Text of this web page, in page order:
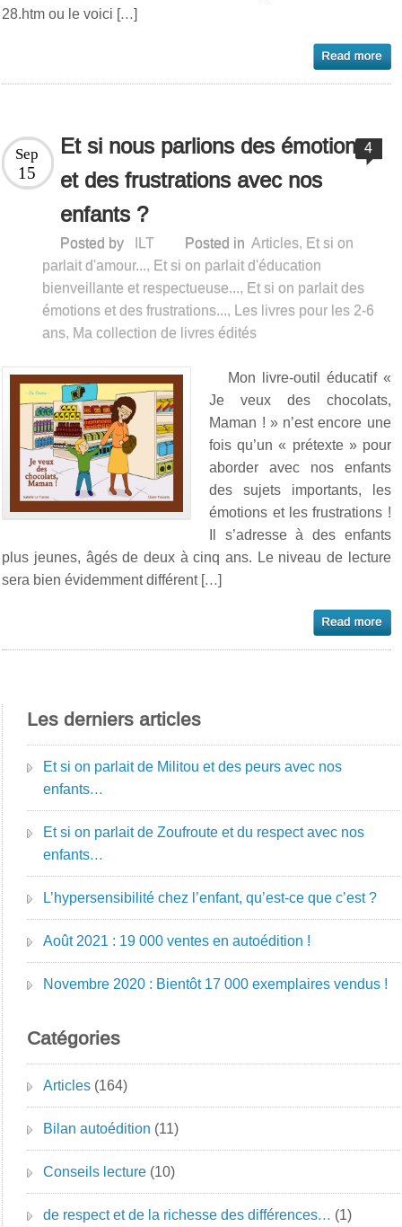
28.htm ou le voici […]
Et si nous parlions des émotions
et des frustrations avec nos
enfants ?
Sep
15
Posted by ILT Posted in Articles, Et si on
parlait d'amour..., Et si on parlait d'éducation
bienveillante et respectueuse..., Et si on parlait des
émotions et des frustrations...,
Les livres pour les 2-6
ans, Ma collection de livres édités
4
Mon livre-outil éducatif «
Je veux des chocolats,
Maman ! » n’est encore une
fois qu’un « prétexte » pour
aborder avec nos enfants
des sujets importants, les
émotions et les frustrations !
Il s’adresse à des enfants
plus jeunes, âgés de deux à cinq ans. Le niveau de lecture
sera bien évidemment différent […]
Les derniers articles
Et si on parlait de Militou et des peurs avec nos
enfants…
Et si on parlait de Zoufroute et du respect avec nos
enfants…
L’hypersensibilité chez l’enfant, qu’est-ce que c’est ?
Août 2021 : 19 000 ventes en autoédition !
Novembre 2020 : Bientôt 17 000 exemplaires vendus !
Catégories
Articles (164)
Bilan autoédition (11)
Conseils lecture (10)
de respect et de la richesse des différences… (1)